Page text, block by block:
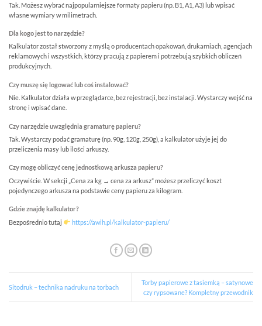
Tak. Możesz wybrać najpopularniejsze formaty papieru (np. B1, A1, A3) lub wpisać
własne wymiary w milimetrach.
Dla kogo jest to narzędzie?
Kalkulator został stworzony z myślą o producentach opakowań, drukarniach, agencjach
reklamowych i wszystkich, którzy pracują z papierem i potrzebują szybkich obliczeń
produkcyjnych.
Czy muszę się logować lub coś instalować?
Nie. Kalkulator działa w przeglądarce, bez rejestracji, bez instalacji. Wystarczy wejść na
stronę i wpisać dane.
Czy narzędzie uwzględnia gramaturę papieru?
Tak. Wystarczy podać gramaturę (np. 90g, 120g, 250g), a kalkulator użyje jej do
przeliczenia masy lub ilości arkuszy.
Czy mogę obliczyć cenę jednostkową arkusza papieru?
Oczywiście. W sekcji „Cena za kg → cena za arkusz” możesz przeliczyć koszt
pojedynczego arkusza na podstawie ceny papieru za kilogram.
Gdzie znajdę kalkulator?
Bezpośrednio tutaj
https://awih.pl/kalkulator-papieru/
Sitodruk – technika nadruku na torbach
Torby papierowe z tasiemką – satynowe
czy rypsowane? Kompletny przewodnik